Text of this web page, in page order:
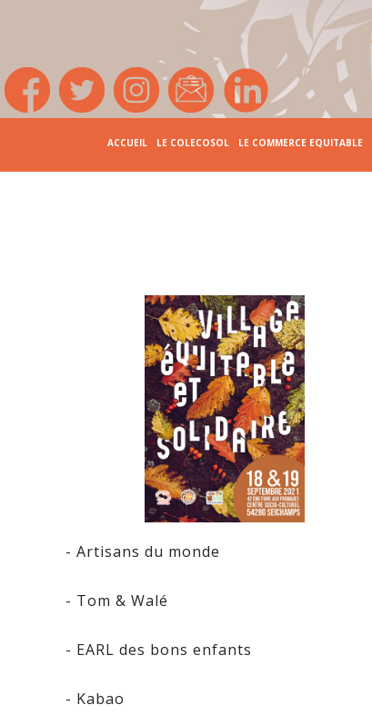
ACCUEIL LE COLECOSOL LE COMMERCE EQUITABLE
- Artisans du monde
- Tom & Walé
- EARL des bons enfants
- Kabao